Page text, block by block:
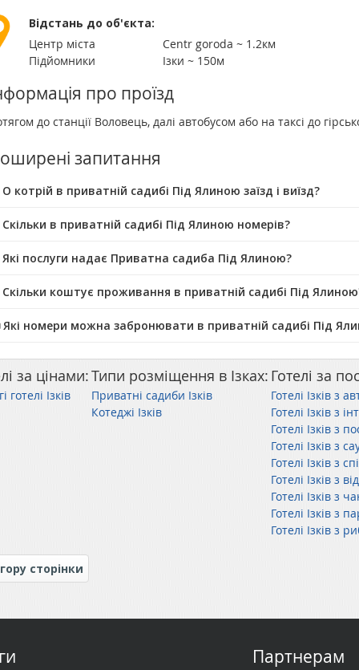
Відстань до об'єкта:
Центр міста
Centr goroda ~ 1.2км
Підйомники
Ізки ~ 150м
про проїзд
до станції Воловець, далі автобусом або на таксі до
запитання
О котрій в приватній садибі Під Ялиною заїзд і виїзд?
Скільки в приватній садибі Під Ялиною номерів?
Які послуги надає Приватна садиба Під Ялиною?
Скільки коштує проживання в приватній садибі Під
номери можна забронювати в приватній садибі Під
за цінами:
готелі Ізків
Типи розміщення в Ізках:
Приватні садиби Ізків
Котеджі Ізків
Готелі за
Готелі Ізків з
Готелі Ізків з
Готелі Ізків з
Готелі Ізків з
Готелі Ізків з
Готелі Ізків з
Готелі Ізків з
Готелі Ізків з
Готелі Ізків з
сторінки
Партнерам